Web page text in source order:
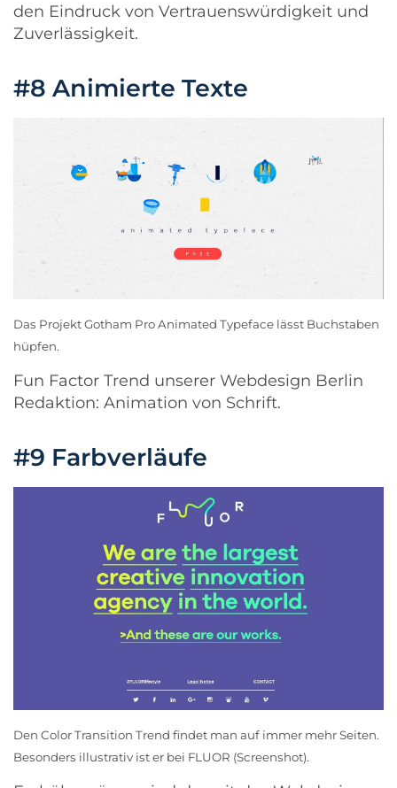
den Eindruck von Vertrauenswürdigkeit und
Zuverlässigkeit.
#8 Animierte Texte
Das ProjektGotham Pro Animated Typeface lässt Buchstaben
hüpfen.
Fun Factor Trend unserer Webdesign Berlin
Redaktion: Animation von Schrift.
#9 Farbverläufe
Den Color Transition Trend findet man auf immer mehr Seiten.
Besonders illustrativ ist er bei FLUOR (Screenshot).